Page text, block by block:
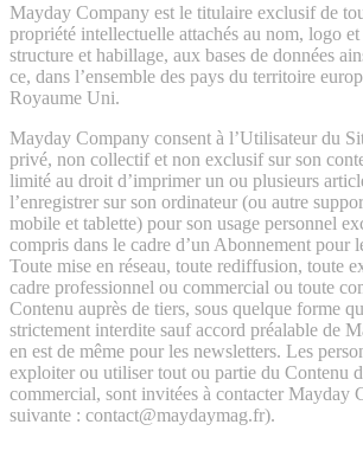
Mayday Company est le titulaire exclusif de
propriété intellectuelle attachés au nom, logo et
structure et habillage, aux bases de données
ce, dans l’ensemble des pays du territoire
Royaume Uni.
Mayday Company consent à l’Utilisateur du
privé, non collectif et non exclusif sur son
limité au droit d’imprimer un ou plusieurs
l’enregistrer sur son ordinateur (ou autre
mobile et tablette) pour son usage personnel
compris dans le cadre d’un Abonnement pour
Toute mise en réseau, toute rediffusion, toute
cadre professionnel ou commercial ou toute
Contenu auprès de tiers, sous quelque forme
strictement interdite sauf accord préalable de
en est de même pour les newsletters. Les
exploiter ou utiliser tout ou partie du Contenu
commercial, sont invitées à contacter Mayday
suivante : contact@maydaymag.fr).